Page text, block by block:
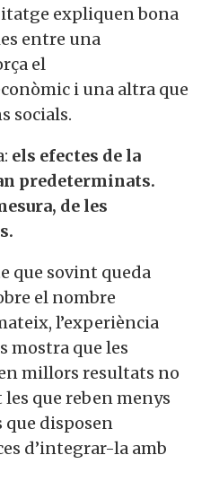
expliquen bona
entre una
el
i una altra que
socials.
els efectes de la
predeterminats.
de les
que sovint queda
el nombre
l’experiència
mostra que les
millors resultats no
que reben menys
disposen
d’integrar-la amb